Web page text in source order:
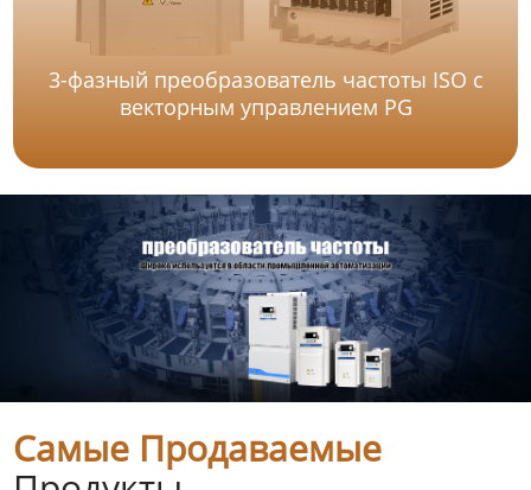
3-фазный преобразователь частоты ISO с
векторным управлением PG
Самые Продаваемые